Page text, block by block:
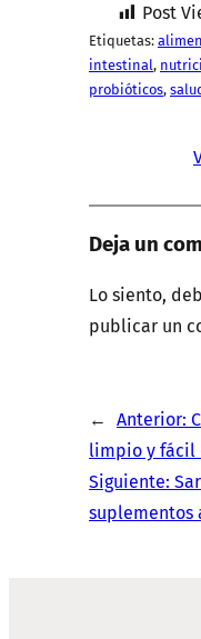
Post
Etiquetas:
intestinal,
probióticos,
Deja un
Lo siento,
publicar un
← Anterior:
limpio y fácil
Siguiente:
suplementos